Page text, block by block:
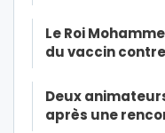
Le Roi
du vaccin
Deux
après une